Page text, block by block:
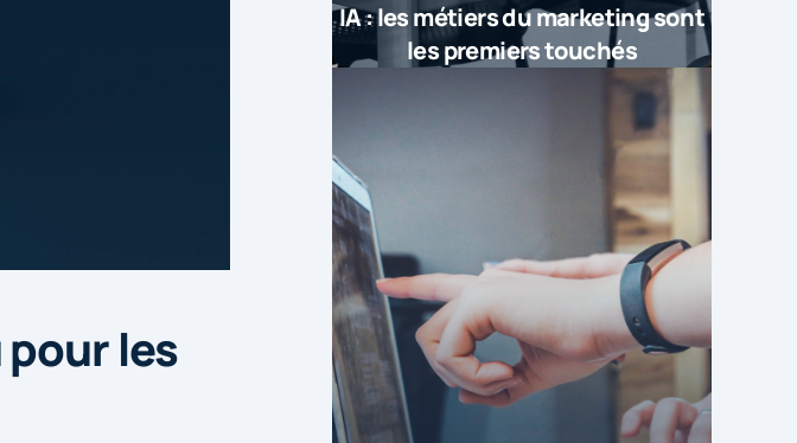
les
IA : les métiers du marketing sont
les premiers touchés